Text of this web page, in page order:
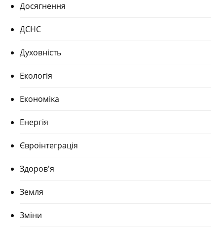
Досягнення
ДСНС
Духовність
Екологія
Економіка
Енергія
Євроінтеграція
Здоров'я
Земля
Зміни